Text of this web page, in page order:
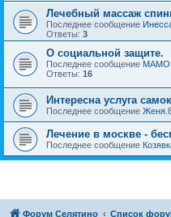
Лечебный массаж
Последнее сообщение
Ответы: 3
О социальной защите.
Последнее сообщение
Ответы: 16
Интересна услуга
Последнее сообщение
Лечение в москве -
Последнее сообщение
Форум Селятино Список